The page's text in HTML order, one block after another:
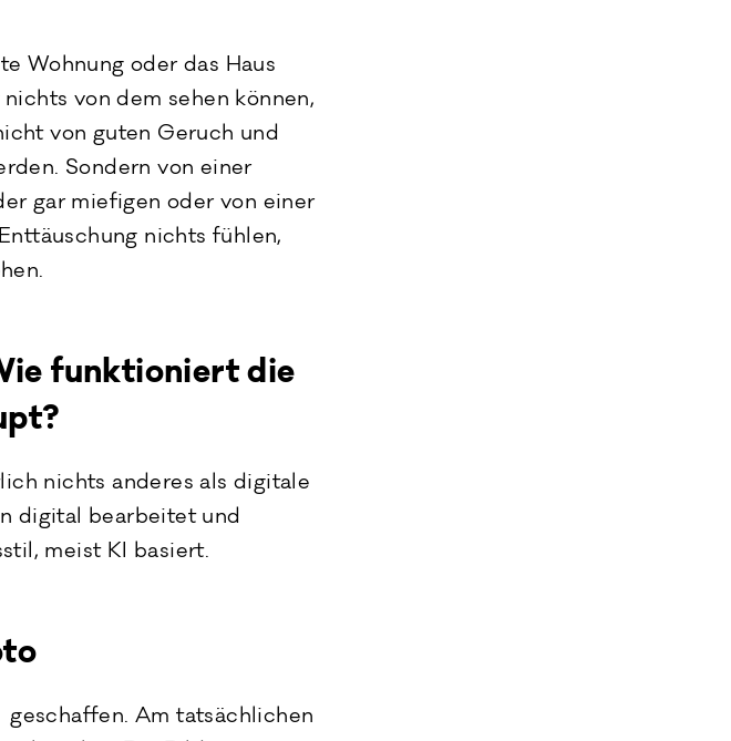
Wohnung oder das Haus
von dem sehen können,
von guten Geruch und
Sondern von einer
gar miefigen oder von einer
nichts fühlen,
funktioniert die
nichts anderes als digitale
digital bearbeitet und
meist KI basiert.
Am tatsächlichen